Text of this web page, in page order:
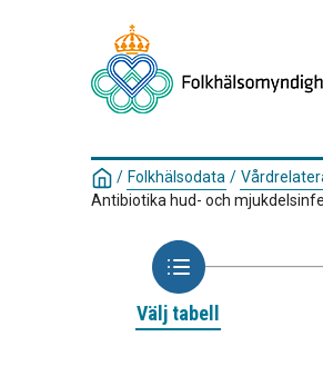
/ Folkhälsodata /
Antibiotika hud- och
Välj tabell